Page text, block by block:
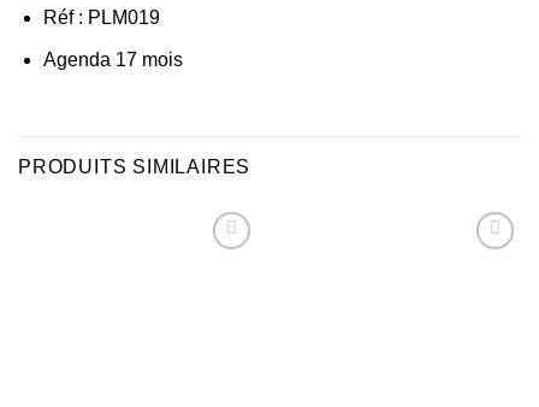
Réf : PLM019
Agenda 17 mois
PRODUITS SIMILAIRES